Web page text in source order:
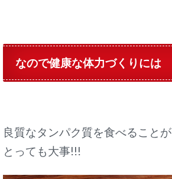
なので健康な体力づくりには
良質なタンパク質を食べることが
とっても大事!!!